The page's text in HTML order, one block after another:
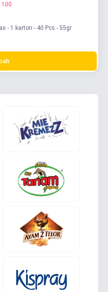
- 1 karton - 40 Pcs - 55gr